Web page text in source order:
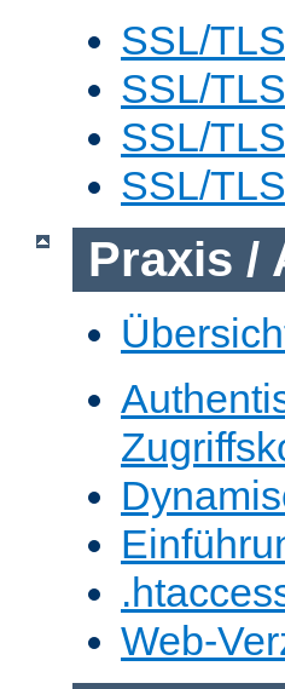
SSL/
SSL/
SSL/
SSL/
Praxis /
Web-